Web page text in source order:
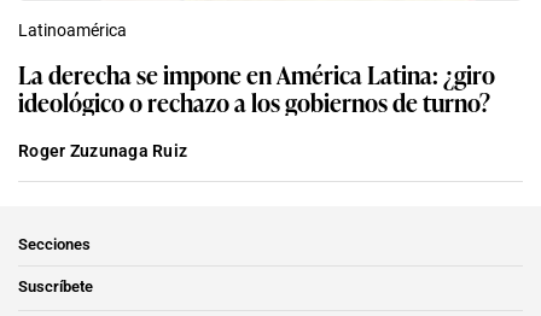
Latinoamérica
La derecha se impone en América Latina: ¿giro
ideológico o rechazo a los gobiernos de turno?
Roger Zuzunaga Ruiz
Secciones
Suscríbete